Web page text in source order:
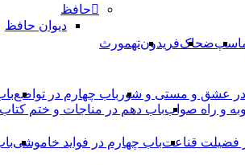
ضحاکفریدونتهمورث
حافظ
دیوان حافظ
عشق و مستی و شور باب چهارم در تواضع
و راه صوابباب دهم در مناجات و ختم کتاب
فضیلت قناعتباب چهارم در فواید خاموشى